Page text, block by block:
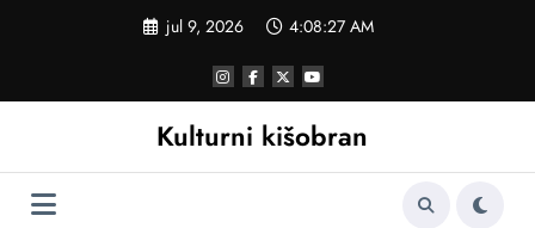
jul 9, 2026 4:08:28 AM
Kulturni kišobran